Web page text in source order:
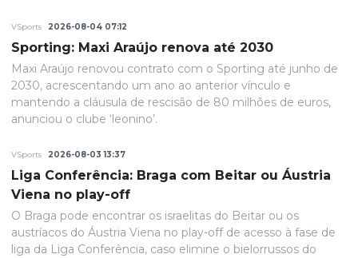
de acordo com informação das águias. Aursnes, com uma
gastroenterite, também foi baixa, juntando-se a Wynder e
Umeh.
VSports 2026-08-04 07:12
Sporting: Maxi Araújo renova até 2030
Maxi Araújo renovou contrato com o Sporting até junho de
2030, acrescentando um ano ao anterior vínculo e
mantendo a cláusula de rescisão de 80 milhões de euros,
anunciou o clube ‘leonino’.
VSports 2026-08-03 13:37
Liga Conferência: Braga com Beitar ou Áustria
Viena no play-off
O Braga pode encontrar os israelitas do Beitar ou os
austríacos do Áustria Viena no play-off de acesso à fase de
liga da Liga Conferência, caso elimine o bielorrussos do